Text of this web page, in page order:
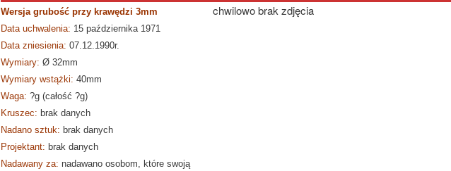
Wersja grubość przy krawędzi 3mm
Data uchwalenia: 15 października 1971
Data zniesienia: 07.12.1990r.
Wymiary: Ø 32mm
Wymiary wstążki: 40mm
Waga: ?g (całość ?g)
Kruszec: brak danych
Nadano sztuk: brak danych
Projektant: brak danych
Nadawany za: nadawano osobom, które swoją
chwilowo brak zdjęcia